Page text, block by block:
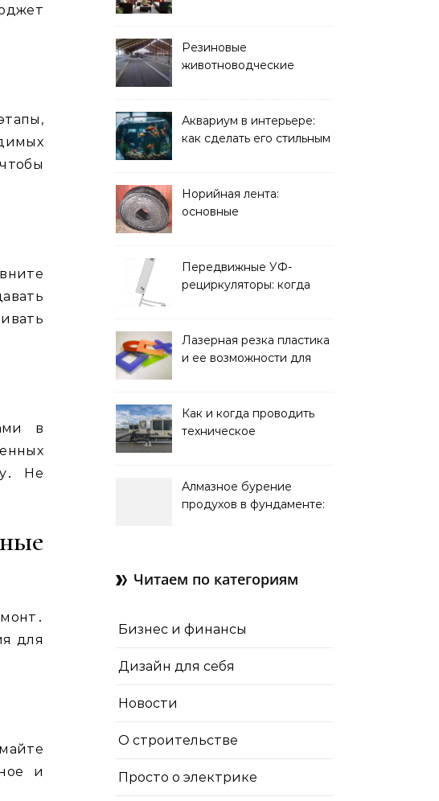
в
Не
для
и
Резиновые
животноводческие
решать
Аквариум в интерьере:
как сделать его стильным
Норийная лента:
основные
и советы по выбору
Передвижные УФ-
рециркуляторы: когда
Лазерная резка пластика
и ее возможности для
Как и когда проводить
техническое
Алмазное бурение
продухов в фундаменте:
Читаем по категориям
Бизнес и финансы
Дизайн для себя
Новости
О строительстве
Просто о электрике